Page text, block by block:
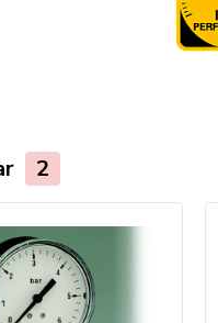
2